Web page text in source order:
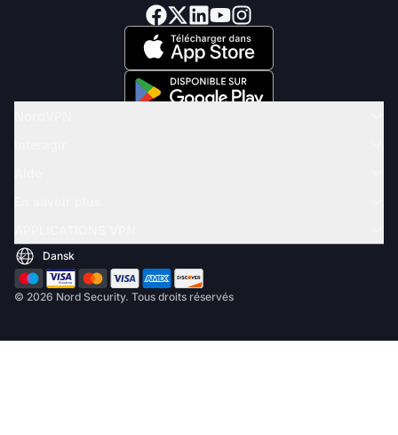
© 2026 Nord Security. Tous droits réservés